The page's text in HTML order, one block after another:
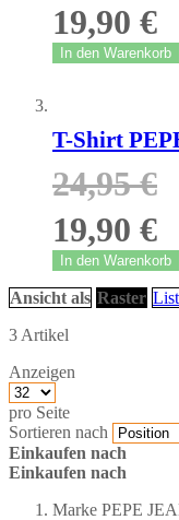
19,90 €
In den Warenkorb
T-Shirt
24,95 €
19,90 €
In den Warenkorb
Ansicht als Raster
3 Artikel
Anzeigen
pro Seite
Sortieren nach
Einkaufen nach
Einkaufen nach
Marke PEPE